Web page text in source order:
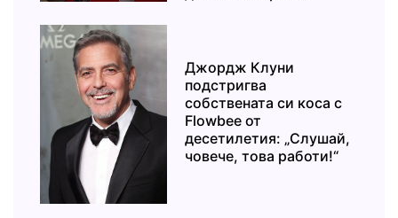
Джордж Клуни
подстригва
собствената си коса с
Flowbee от
десетилетия: „Слушай,
човече, това работи!“